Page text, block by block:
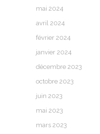
mai 2024
avril 2024
février 2024
janvier 2024
décembre 2023
octobre 2023
juin 2023
mai 2023
mars 2023